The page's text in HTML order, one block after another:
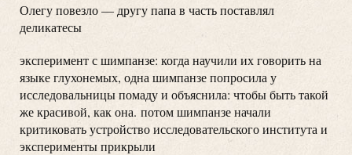
Олегу повезло — другу папа в часть поставлял
деликатесы
эксперимент с шимпанзе: когда научили их говорить на
языке глухонемых, одна шимпанзе попросила у
исследовальницы помаду и объяснила: чтобы быть такой
же красивой, как она. потом шимпанзе начали
критиковать устройство исследовательского института и
эксперименты прикрыли